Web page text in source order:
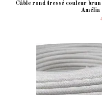
Câble rond tressé couleur
Amélia